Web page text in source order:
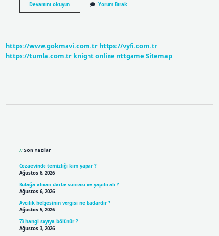
Devamını okuyunVücudun
Yağ
Yorum Bırak
https://www.gokmavi.com.tr https://vyfi.com.tr
https://tumla.com.tr knight online nttgame Sitemap
Son Yazılar
Cezaevinde temizliği kim yapar ?
Ağustos 6, 2026
Kulağa alınan darbe sonrası ne yapılmalı ?
Ağustos 6, 2026
Avcılık belgesinin vergisi ne kadardır ?
Ağustos 5, 2026
73 hangi sayıya bölünür ?
Ağustos 3, 2026